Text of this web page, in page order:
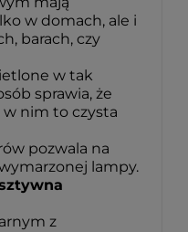
w domach, ale i
barach, czy
w tak
sprawia, że
nim to czysta
pozwala na
lampy.
z